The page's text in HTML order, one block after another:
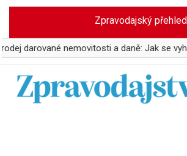
Skip
content
Zpravodajský přehled
nemovitosti a daně: Jak se vyhnout